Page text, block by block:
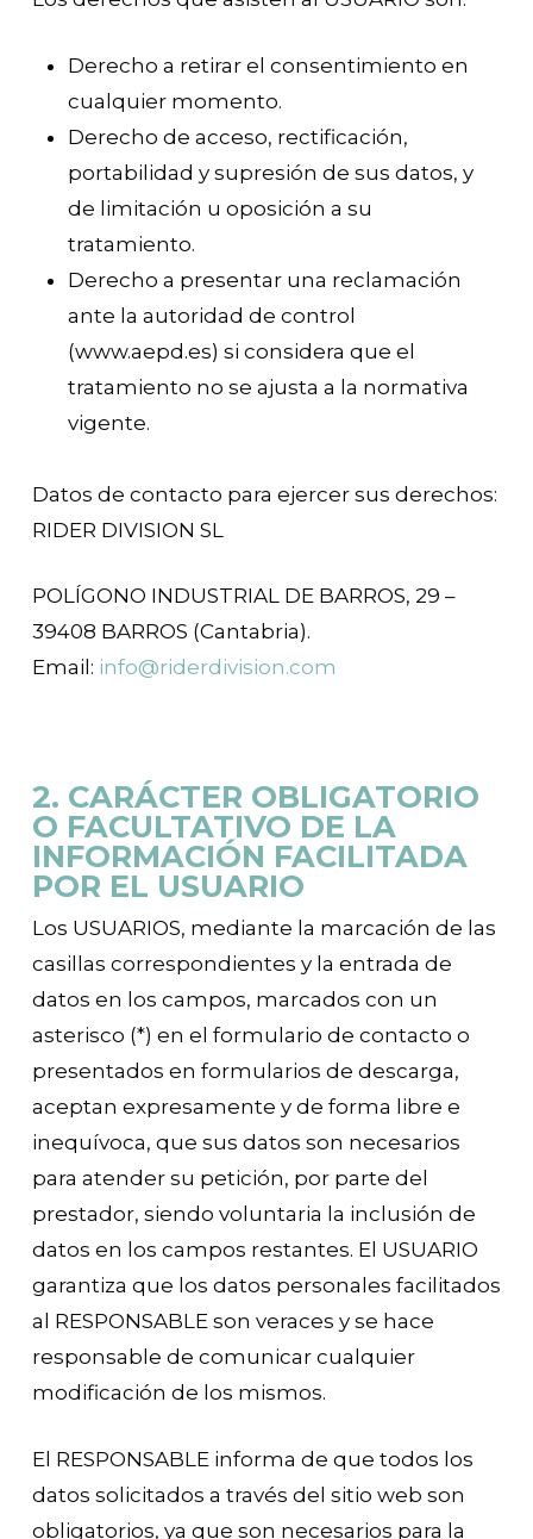
Derecho a retirar el consentimiento en
cualquier momento.
Derecho de acceso, rectificación,
portabilidad y supresión de sus datos, y
de limitación u oposición a su
tratamiento.
Derecho a presentar una reclamación
ante la autoridad de control
(www.aepd.es) si considera que el
tratamiento no se ajusta a la normativa
vigente.
Datos de contacto para ejercer sus derechos:
RIDER DIVISION SL
POLÍGONO INDUSTRIAL DE BARROS, 29 –
39408 BARROS (Cantabria).
Email: info@riderdivision.com
2. CARÁCTER OBLIGATORIO
O FACULTATIVO DE LA
INFORMACIÓN FACILITADA
POR EL USUARIO
Los USUARIOS, mediante la marcación de las
casillas correspondientes y la entrada de
datos en los campos, marcados con un
asterisco (*) en el formulario de contacto o
presentados en formularios de descarga,
aceptan expresamente y de forma libre e
inequívoca, que sus datos son necesarios
para atender su petición, por parte del
prestador, siendo voluntaria la inclusión de
datos en los campos restantes. El USUARIO
garantiza que los datos personales facilitados
al RESPONSABLE son veraces y se hace
responsable de comunicar cualquier
modificación de los mismos.
El RESPONSABLE informa de que todos los
datos solicitados a través del sitio web son
obligatorios, ya que son necesarios para la